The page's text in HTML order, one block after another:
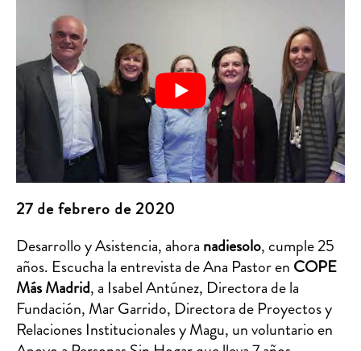
27 de febrero de 2020
Desarrollo y Asistencia, ahora nadiesolo, cumple 25
años. Escucha la entrevista de Ana Pastor en COPE
Más Madrid, a Isabel Antúnez, Directora de la
Fundación, Mar Garrido, Directora de Proyectos y
Relaciones Institucionales y Magu, un voluntario en